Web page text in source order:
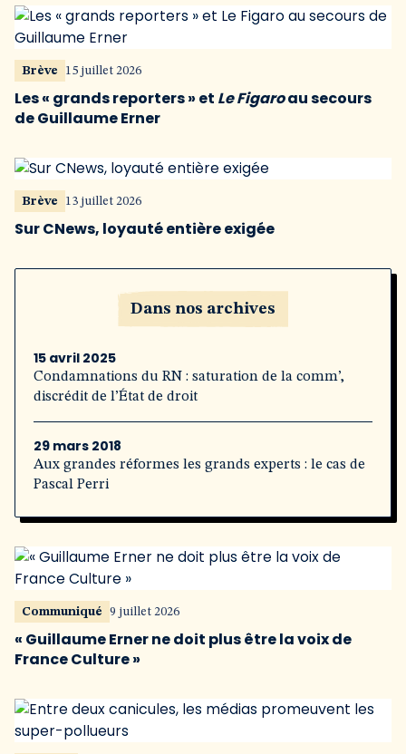
Brève 15 juillet 2026
Les « grands reporters » et Le Figaroau secours
de Guillaume Erner
Brève 13 juillet 2026
Sur CNews, loyauté entière exigée
Dans nos archives
15 avril 2025
Condamnations du RN : saturation de la comm’,
discrédit de l’État de droit
29 mars 2018
Aux grandes réformes les grands experts : le cas de
Pascal Perri
Communiqué 9 juillet 2026
« Guillaume Erner ne doit plus être la voix de
France Culture »